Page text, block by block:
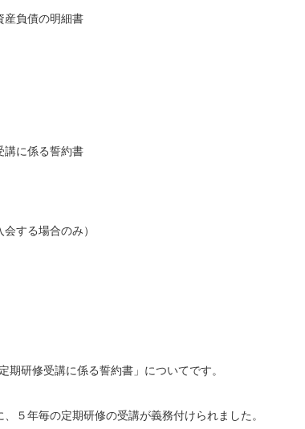
産負債の明細書
講に係る誓約書
する場合のみ）
研修受講に係る誓約書」についてです。
５年毎の定期研修の受講が義務付けられました。